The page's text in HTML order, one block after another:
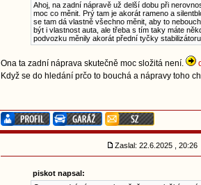
Ahoj, na zadní nápravě už delší dobu při
moc co měnit. Prý tam je akorát rameno a
se tam dá vlastně všechno měnit, aby to
být i vlastnost auta, ale třeba s tím taky máte
podvozku měnily akorát přední tyčky
Ona ta zadní náprava skutečně moc složitá není.
Když se do hledání prčo to bouchá a nápravy toho
Zaslal: 22.6.2025 , 20:26
piskot napsal: